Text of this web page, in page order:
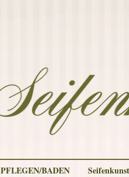
PFLEGEN/BADEN